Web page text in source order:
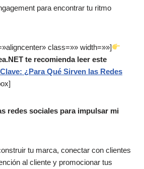
para encontrar tu ritmo
class=»» width=»»]
te recomienda leer este
¿Para Qué Sirven las Redes
redes sociales para impulsar mi
tu marca, conectar con clientes
al cliente y promocionar tus